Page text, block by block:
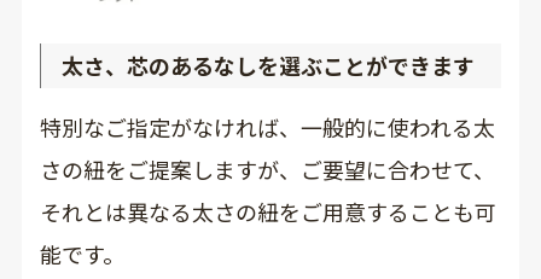
太さ、芯のあるなしを選ぶことができます
特別なご指定がなければ、一般的に使われる太
さの紐をご提案しますが、ご要望に合わせて、
それとは異なる太さの紐をご用意することも可
能です。